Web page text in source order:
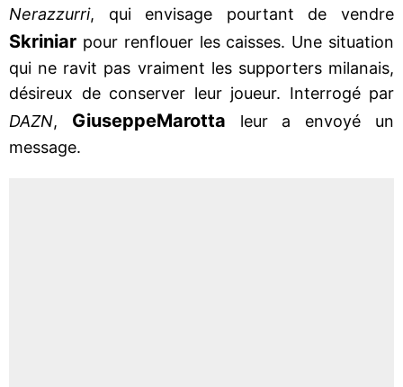
Nerazzurri, qui envisage pourtant de vendre
Skriniar pour renflouer les caisses. Une situation
qui ne ravit pas vraiment les supporters milanais,
désireux de conserver leur joueur. Interrogé par
DAZN, GiuseppeMarotta leur a envoyé un
message.